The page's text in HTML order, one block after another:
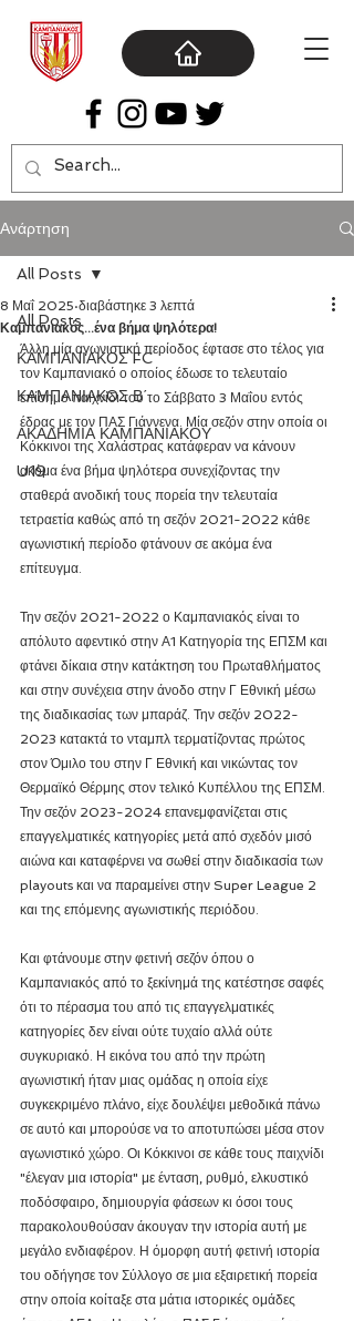
Ανάρτηση
All Posts
ΚΑΜΠΑΝΙΑΚΟΣ FC
ΚΑΜΠΑΝΙΑΚΟΣ Β΄
ΑΚΑΔΗΜΙΑ ΚΑΜΠΑΝΙΑΚΟΥ
U19
All Posts
Καμπανιακός...ένα βήμα ψηλότερα!
8 Μαΐ 2025 διαβάστηκε 3 λεπτά
Άλλη μία αγωνιστική περίοδος έφτασε στο τέλος για
τον Καμπανιακό ο οποίος έδωσε το τελευταίο
επίσημο παιχνίδι του το Σάββατο 3 Μαΐου εντός
έδρας με τον ΠΑΣ Γιάννενα. Μία σεζόν στην οποία οι
Κόκκινοι της Χαλάστρας κατάφεραν να κάνουν
ακόμα ένα βήμα ψηλότερα συνεχίζοντας την
σταθερά ανοδική τους πορεία την τελευταία
τετραετία καθώς από τη σεζόν 2021-2022 κάθε
αγωνιστική περίοδο φτάνουν σε ακόμα ένα
επίτευγμα.
Την σεζόν 2021-2022 ο Καμπανιακός είναι το
απόλυτο αφεντικό στην Α1 Κατηγορία της ΕΠΣΜ και
φτάνει δίκαια στην κατάκτηση του Πρωταθλήματος
και στην συνέχεια στην άνοδο στην Γ Εθνική μέσω
της διαδικασίας των μπαράζ. Την σεζόν 2022-
2023 κατακτά το νταμπλ τερματίζοντας πρώτος
στον Όμιλο του στην Γ Εθνική και νικώντας τον
Θερμαϊκό Θέρμης στον τελικό Κυπέλλου της ΕΠΣΜ.
Την σεζόν 2023-2024 επανεμφανίζεται στις
επαγγελματικές κατηγορίες μετά από σχεδόν μισό
αιώνα και καταφέρνει να σωθεί στην διαδικασία των
playouts και να παραμείνει στην Super League 2
και της επόμενης αγωνιστικής περιόδου.
Και φτάνουμε στην φετινή σεζόν όπου ο
Καμπανιακός από το ξεκίνημά της κατέστησε σαφές
ότι το πέρασμα του από τις επαγγελματικές
κατηγορίες δεν είναι ούτε τυχαίο αλλά ούτε
συγκυριακό. Η εικόνα του από την πρώτη
αγωνιστική ήταν μιας ομάδας η οποία είχε
συγκεκριμένο πλάνο, είχε δουλέψει μεθοδικά πάνω
σε αυτό και μπορούσε να το αποτυπώσει μέσα στον
αγωνιστικό χώρο. Οι Κόκκινοι σε κάθε τους παιχνίδι
"έλεγαν μια ιστορία" με ένταση, ρυθμό, ελκυστικό
ποδόσφαιρο, δημιουργία φάσεων κι όσοι τους
παρακολουθούσαν άκουγαν την ιστορία αυτή με
μεγάλο ενδιαφέρον. Η όμορφη αυτή φετινή ιστορία
του οδήγησε τον Σύλλογο σε μια εξαιρετική πορεία
στην οποία κοίταξε στα μάτια ιστορικές ομάδες